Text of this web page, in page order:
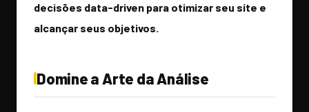
decisões data-driven para otimizar seu site e
alcançar seus objetivos.
Domine a Arte da Análise